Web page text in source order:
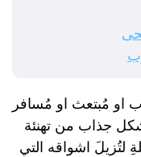
او مُبتعث او مُسافر
جذاب من تهنئة
لتُزيلَ اشواقه التي